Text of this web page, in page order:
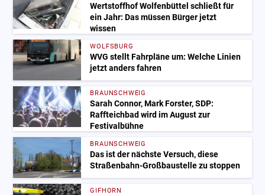
Wertstoffhof Wolfenbüttel schließt für
ein Jahr: Das müssen Bürger jetzt
wissen
WOLFSBURG
WVG stellt Fahrpläne um: Welche Linien
jetzt anders fahren
BRAUNSCHWEIG
Sarah Connor, Mark Forster, SDP:
Raffteichbad wird im August zur
Festivalbühne
BRAUNSCHWEIG
Das ist der nächste Versuch, diese
Straßenbahn-Großbaustelle zu stoppen
GIFHORN